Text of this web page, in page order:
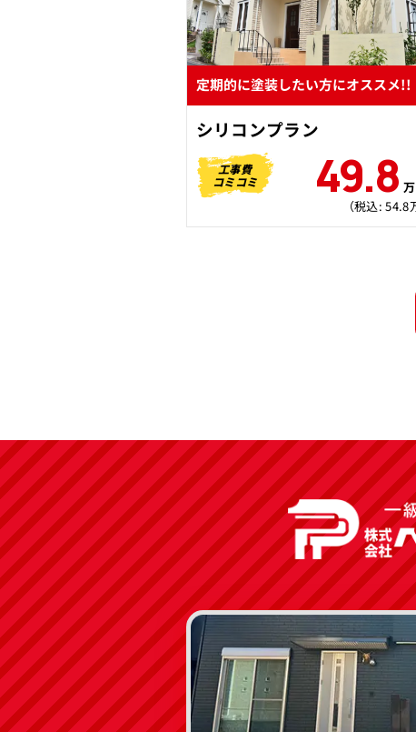
定期的に塗装したい方にオススメ!!
シリコンプラン
工事費
コミコミ
49.8
（税込: 54.8